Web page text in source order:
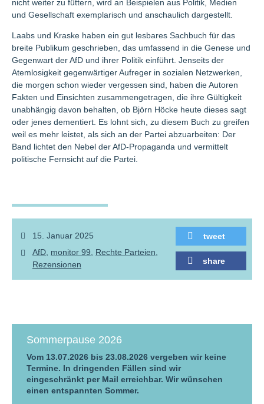
nicht weiter zu füttern, wird an Beispielen aus Politik, Medien
und Gesellschaft exemplarisch und anschaulich dargestellt.
Laabs und Kraske haben ein gut lesbares Sachbuch für das
breite Publikum geschrieben, das umfassend in die Genese und
Gegenwart der AfD und ihrer Politik einführt. Jenseits der
Atemlosigkeit gegenwärtiger Aufreger in sozialen Netzwerken,
die morgen schon wieder vergessen sind, haben die Autoren
Fakten und Einsichten zusammengetragen, die ihre Gültigkeit
unabhängig davon behalten, ob Björn Höcke heute dieses sagt
oder jenes dementiert. Es lohnt sich, zu diesem Buch zu greifen
weil es mehr leistet, als sich an der Partei abzuarbeiten: Der
Band lichtet den Nebel der AfD-Propaganda und vermittelt
politische Fernsicht auf die Partei.
tweet
share
15. Januar 2025
AfD monitor 99
Rechte Parteien
Rezensionen
Sommerpause 2026
Vom 13.07.2026 bis 23.08.2026 vergeben wir keine
Termine. In dringenden Fällen sind wir
eingeschränkt per Mail erreichbar. Wir wünschen
einen entspannten Sommer.